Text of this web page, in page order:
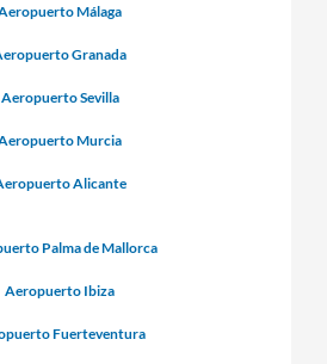
Málaga
Granada
Aeropuerto Sevilla
Murcia
Alicante
Palma de Mallorca
Aeropuerto Ibiza
Fuerteventura